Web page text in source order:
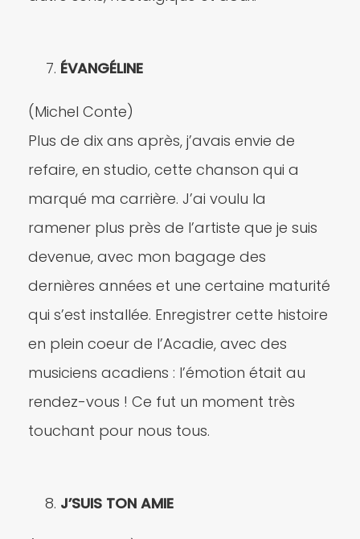
ÉVANGÉLINE
(Michel Conte)
Plus de dix ans après, j’avais envie de
refaire, en studio, cette chanson qui a
marqué ma carrière. J’ai voulu la
ramener plus près de l’artiste que je suis
devenue, avec mon bagage des
dernières années et une certaine maturité
qui s’est installée. Enregistrer cette histoire
en plein coeur de l’Acadie, avec des
musiciens acadiens : l’émotion était au
rendez-vous ! Ce fut un moment très
touchant pour nous tous.
J’SUIS TON AMIE